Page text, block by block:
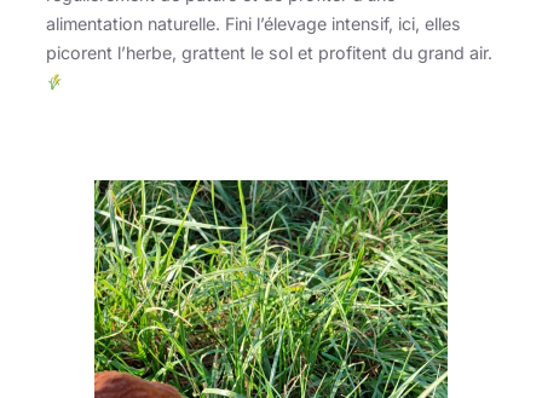
alimentation naturelle. Fini l’élevage intensif, ici, elles
picorent l’herbe, grattent le sol et profitent du grand air.